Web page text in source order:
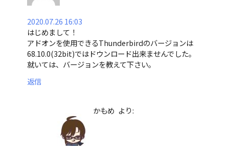
2020.07.26 16:03
はじめまして！
アドオンを使用できるThunderbirdのバージョンは
68.10.0(32bit)ではドウンロード出来ませんでした。
就いては、バージョンを教えて下さい。
返信
かもめ より: